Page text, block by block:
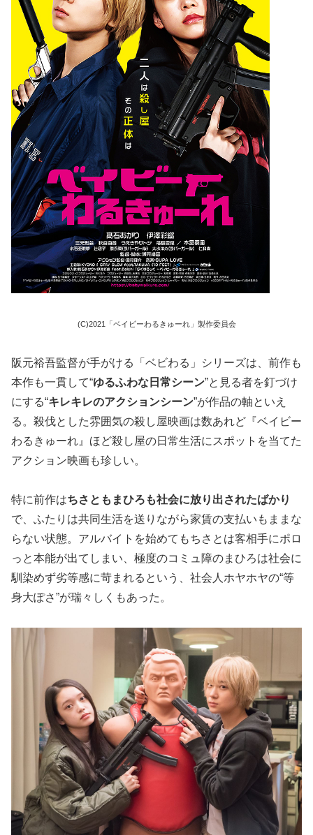
(C)2021「ベイビーわるきゅーれ」製作委員会
阪元裕吾監督が手がける「ベビわる」シリーズは、前作も
本作も一貫して“ゆるふわな日常シーン”と見る者を釘づけ
にする“キレキレのアクションシーン”が作品の軸といえ
る。殺伐とした雰囲気の殺し屋映画は数あれど『ベイビー
わるきゅーれ』ほど殺し屋の日常生活にスポットを当てた
アクション映画も珍しい。
特に前作はちさともまひろも社会に放り出されたばかり
で、ふたりは共同生活を送りながら家賃の支払いもままな
らない状態。アルバイトを始めてもちさとは客相手にポロ
っと本能が出てしまい、極度のコミュ障のまひろは社会に
馴染めず劣等感に苛まれるという、社会人ホヤホヤの“等
身大ぽさ”が瑞々しくもあった。